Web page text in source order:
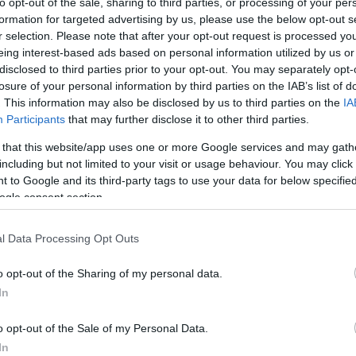
for targeted advertising by us, please use the below opt-out
selection. Please note that after your opt-out request is processed
interest-based ads based on personal information utilized by us
to third parties prior to your opt-out. You may separately
of your personal information by third parties on the IAB’s list of
This information may also be disclosed by us to third parties on the
Participants that may further disclose it to other third parties.
that this website/app uses one or more Google services and may
but not limited to your visit or usage behaviour. You may
to Google and its third-party tags to use your data for below
consent section.
Data Processing Opt Outs
opt-out of the Sharing of my personal data.
opt-out of the Sale of my Personal Data.
több mint hétezer, 40 és 65 év közötti ember
ettek – vagyis korán reggeliztek és vacsoráztak, és
mértek. Ezzel szemben a késői étkezés és a gyakoribb
ritmussal függ össze. Reggeli időszakban történő
tesz lehetővé, míg a késői evés inkább a
nőknél,
minőségére is hatással lehet – így a korai vacsora